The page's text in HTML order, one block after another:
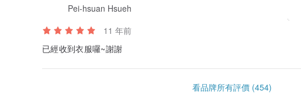
Pei-hsuan Hsueh
11 年前
已經收到衣服囉~謝謝
看品牌所有評價 (454)